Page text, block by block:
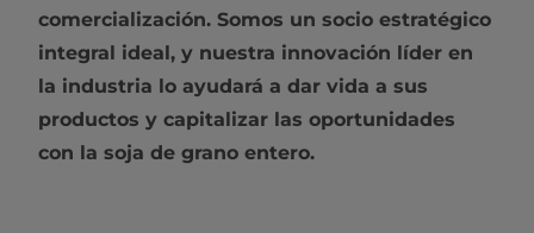
comercialización. Somos un socio estratégico
integral ideal, y nuestra innovación líder en
la industria lo ayudará a dar vida a sus
productos y capitalizar las oportunidades
con la soja de grano entero.